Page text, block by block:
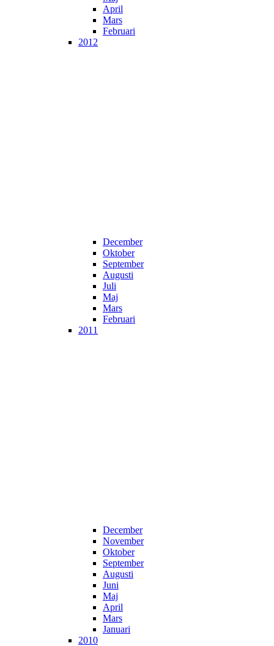
April
Mars
Februari
2012
December
Oktober
September
Augusti
Juli
Maj
Mars
Februari
2011
December
November
Oktober
September
Augusti
Juni
Maj
April
Mars
Januari
2010